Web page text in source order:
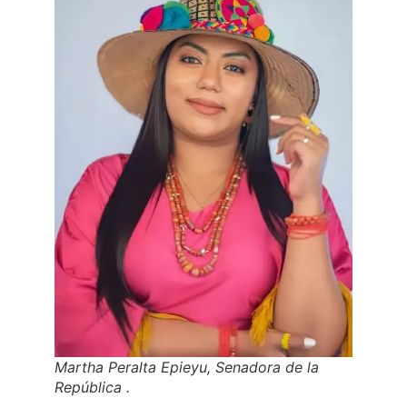
Martha Peralta Epieyu, Senadora de la
República .